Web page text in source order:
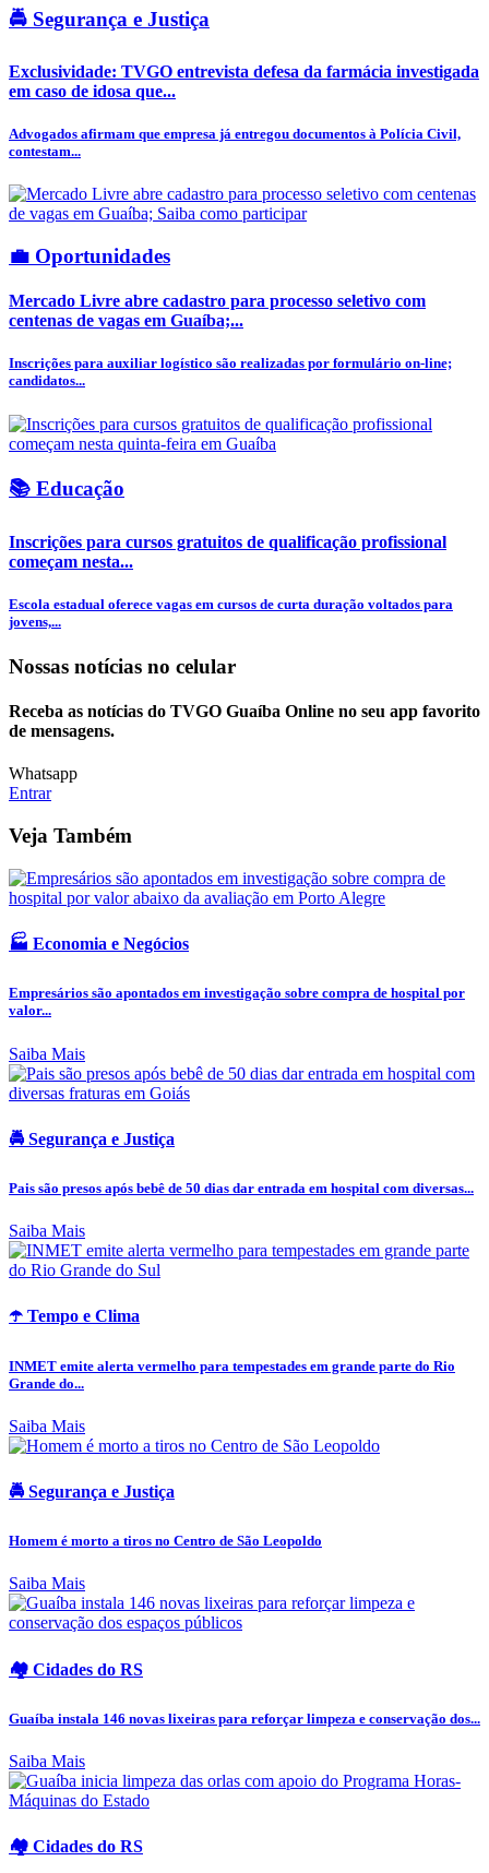
🚔 Segurança e Justiça
Exclusividade: TVGO entrevista defesa da farmácia investigada
em caso de idosa que...
Advogados afirmam que empresa já entregou documentos à Polícia Civil,
contestam...
💼 Oportunidades
Mercado Livre abre cadastro para processo seletivo com
centenas de vagas em Guaíba;...
Inscrições para auxiliar logístico são realizadas por formulário on-line;
candidatos...
📚 Educação
Inscrições para cursos gratuitos de qualificação profissional
começam nesta...
Escola estadual oferece vagas em cursos de curta duração voltados para
jovens,...
Nossas notícias no celular
Receba as notícias do TVGO Guaíba Online no seu app favorito
de mensagens.
Whatsapp
Entrar
Veja Também
🏭 Economia e Negócios
Empresários são apontados em investigação sobre compra de hospital por
valor...
Saiba Mais
🚔 Segurança e Justiça
Pais são presos após bebê de 50 dias dar entrada em hospital com diversas...
Saiba Mais
☂️ Tempo e Clima
INMET emite alerta vermelho para tempestades em grande parte do Rio
Grande do...
Saiba Mais
🚔 Segurança e Justiça
Homem é morto a tiros no Centro de São Leopoldo
Saiba Mais
🏘️ Cidades do RS
Guaíba instala 146 novas lixeiras para reforçar limpeza e conservação dos...
Saiba Mais
🏘️ Cidades do RS